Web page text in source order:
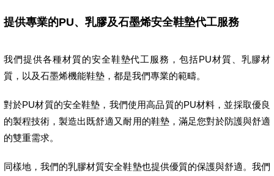
提供專業的PU、乳膠及石墨烯安全鞋墊代工服務
我們提供各種材質的安全鞋墊代工服務，包括PU材質、乳膠材
質，以及石墨烯機能鞋墊，都是我們專業的範疇。
對於PU材質的安全鞋墊，我們使用高品質的PU材料，並採取優良
的製程技術，製造出既舒適又耐用的鞋墊，滿足您對於防護與舒適
的雙重需求。
同樣地，我們的乳膠材質安全鞋墊也提供優質的保護與舒適。我們